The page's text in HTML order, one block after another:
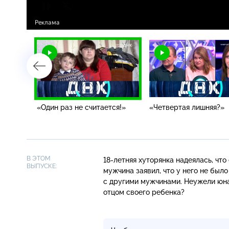
«Один раз не считается!» «Четвертая лишняя?»
В ЭТОМ
ВЫПУСКЕ:
18-летняя хуторянка надеялась,
мужчина заявил, что у него не
с другими мужчинами. Неужели
отцом своего ребенка?